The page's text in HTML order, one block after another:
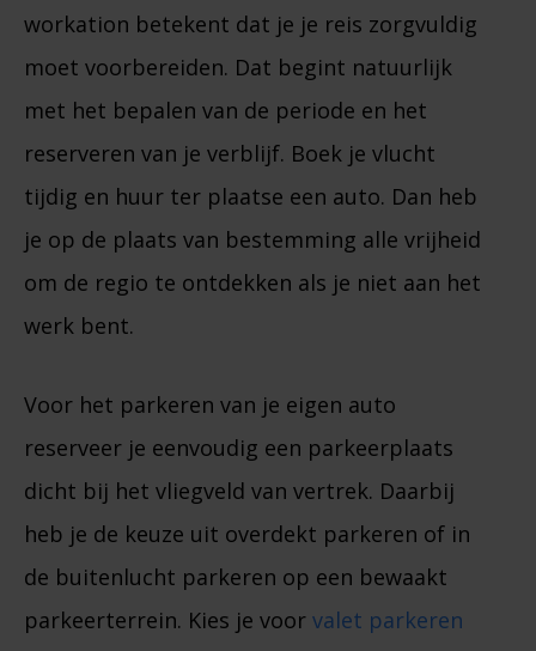
workation betekent dat je je reis zorgvuldig
moet voorbereiden. Dat begint natuurlijk
met het bepalen van de periode en het
reserveren van je verblijf. Boek je vlucht
tijdig en huur ter plaatse een auto. Dan heb
je op de plaats van bestemming alle vrijheid
om de regio te ontdekken als je niet aan het
werk bent.
Voor het parkeren van je eigen auto
reserveer je eenvoudig een parkeerplaats
dicht bij het vliegveld van vertrek. Daarbij
heb je de keuze uit overdekt parkeren of in
de buitenlucht parkeren op een bewaakt
parkeerterrein. Kies je voor valet parkeren